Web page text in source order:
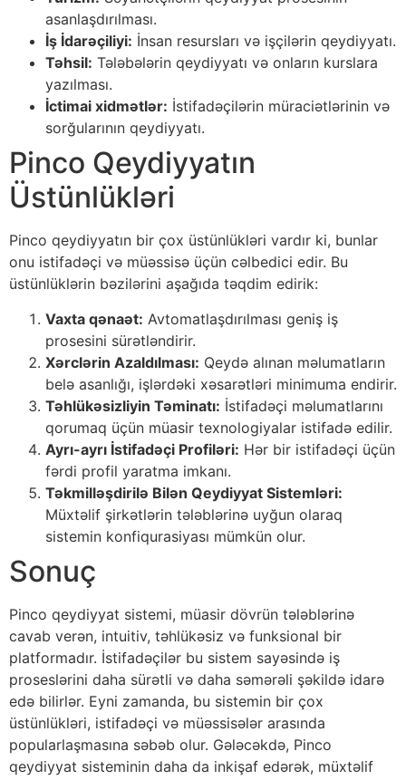
asanlaşdırılması.
İş İdarəçiliyi: İnsan resursları və işçilərin qeydiyyatı.
Təhsil: Tələbələrin qeydiyyatı və onların kurslara
yazılması.
İctimai xidmətlər: İstifadəçilərin müraciətlərinin və
sorğularının qeydiyyatı.
Pinco Qeydiyyatın
Üstünlükləri
Pinco qeydiyyatın bir çox üstünlükləri vardır ki, bunlar
onu istifadəçi və müəssisə üçün cəlbedici edir. Bu
üstünlüklərin bəzilərini aşağıda təqdim edirik:
Vaxta qənaət: Avtomatlaşdırılması geniş iş
prosesini sürətləndirir.
Xərclərin Azaldılması: Qeydə alınan məlumatların
belə asanlığı, işlərdəki xəsarətləri minimuma endirir.
Təhlükəsizliyin Təminatı: İstifadəçi məlumatlarını
qorumaq üçün müasir texnologiyalar istifadə edilir.
Ayrı-ayrı İstifadəçi Profiləri: Hər bir istifadəçi üçün
fərdi profil yaratma imkanı.
Təkmilləşdirilə Bilən Qeydiyyat Sistemləri:
Müxtəlif şirkətlərin tələblərinə uyğun olaraq
sistemin konfiqurasiyası mümkün olur.
Sonuç
Pinco qeydiyyat sistemi, müasir dövrün tələblərinə
cavab verən, intuitiv, təhlükəsiz və funksional bir
platformadır. İstifadəçilər bu sistem sayəsində iş
proseslərini daha sürətli və daha səmərəli şəkildə idarə
edə bilirlər. Eyni zamanda, bu sistemin bir çox
üstünlükləri, istifadəçi və müəssisələr arasında
popularlaşmasına səbəb olur. Gələcəkdə, Pinco
qeydiyyat sisteminin daha da inkişaf edərək, müxtəlif